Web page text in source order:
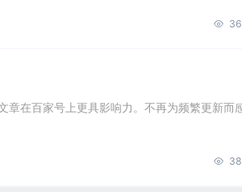
章在百家号上更具影响力。不再为频繁更新而